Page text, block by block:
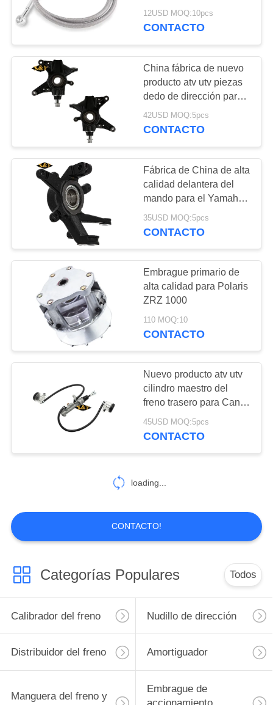
Embrague de
accionamiento
primario
13
Otras piezas
populares
compatible con KTM
125 250
12USD MOQ:10pcs
CONTACTO
China fábrica de nuevo
producto atv utv piezas
dedo de dirección para
Honda TRX500 2014-
2023
42USD MOQ:5pcs
CONTACTO
Fábrica de China de alta
calidad delantera del
mando para el Yamaha
Grizzly 660
35USD MOQ:5pcs
CONTACTO
Embrague primario de
alta calidad para Polaris
ZRZ 1000
110 MOQ:10
CONTACTO
Nuevo producto atv utv
cilindro maestro del
freno trasero para Can-
Am Maverick X3 Turbo
2017-2023
45USD MOQ:5pcs
CONTACTO
loading...
CONTACTO!
Categorías Populares Todos
Calibrador del freno Nudillo de dirección
Distribuidor del freno Amortiguador
Manguera del freno y
Embrague de